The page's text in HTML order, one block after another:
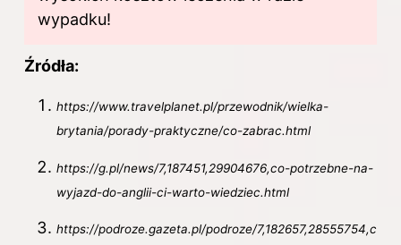
wypadku!
Źródła:
https://www.travelplanet.pl/przewodnik/wielka-
brytania/porady-praktyczne/co-zabrac.html
https://g.pl/news/7,187451,29904676,co-potrzebne-na-
wyjazd-do-anglii-ci-warto-wiedziec.html
https://podroze.gazeta.pl/podroze/7,182657,28555754,c